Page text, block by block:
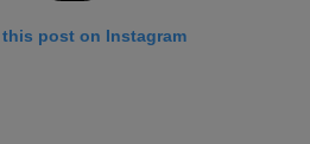
this post on Instagram